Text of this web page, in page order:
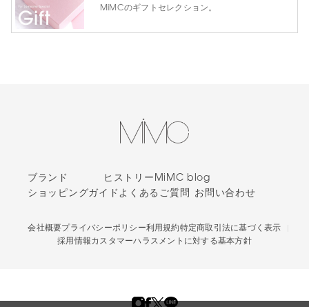
MiMCのギフトセレクション。
ブランド ヒストリー MiMC blog
ショッピングガイド よくあるご質問 お問い合わせ
会社概要プライバシーポリシー利用規約特定商取引法に基づく表示
採用情報カスタマーハラスメントに対する基本方針